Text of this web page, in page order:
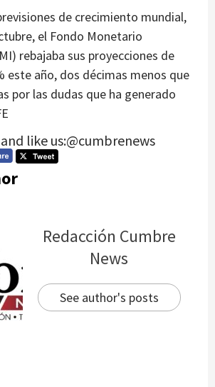
de crecimiento mundial,
el Fondo Monetario
rebajaba sus proyecciones de
este año, dos décimas menos que
por las dudas que ha generado
like us:@cumbrenews
Redacción Cumbre
News
See author's posts